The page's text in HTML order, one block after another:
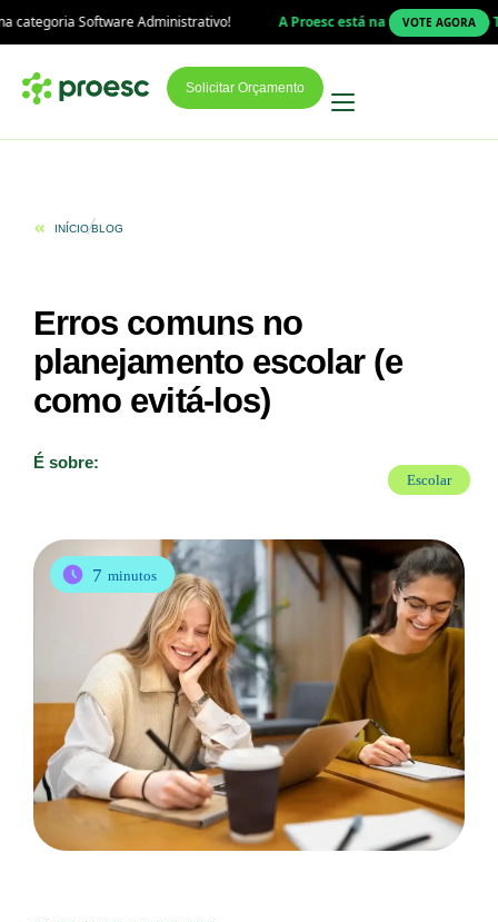
Administrativo! A Proesc está na final do Prêmio Top Educação 2026!
VOTE AGORA
Solicitar Orçamento
INÍCIOBLOG
Erros comuns no
planejamento escolar (e
como evitá-los)
É sobre:
Escolar
7 minutos